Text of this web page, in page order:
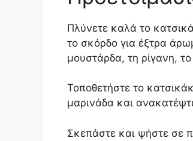
Πλύνετε καλά το
το σκόρδο για έξτρα
μουστάρδα, τη ρίγανη, το
Τοποθετήστε το
μαρινάδα και
Σκεπάστε και ψήστε σε